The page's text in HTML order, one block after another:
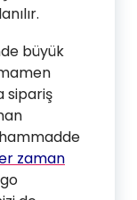
büyük
sipariş
zaman